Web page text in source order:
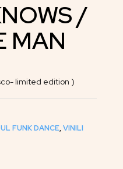
/
MAN
limited edition )
FUNK DANCE,VINILI